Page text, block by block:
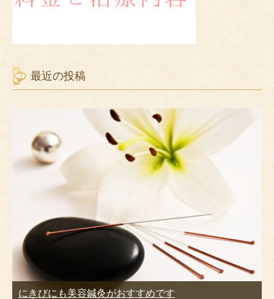
最近の投稿
にきびにも美容鍼灸がおすすめです